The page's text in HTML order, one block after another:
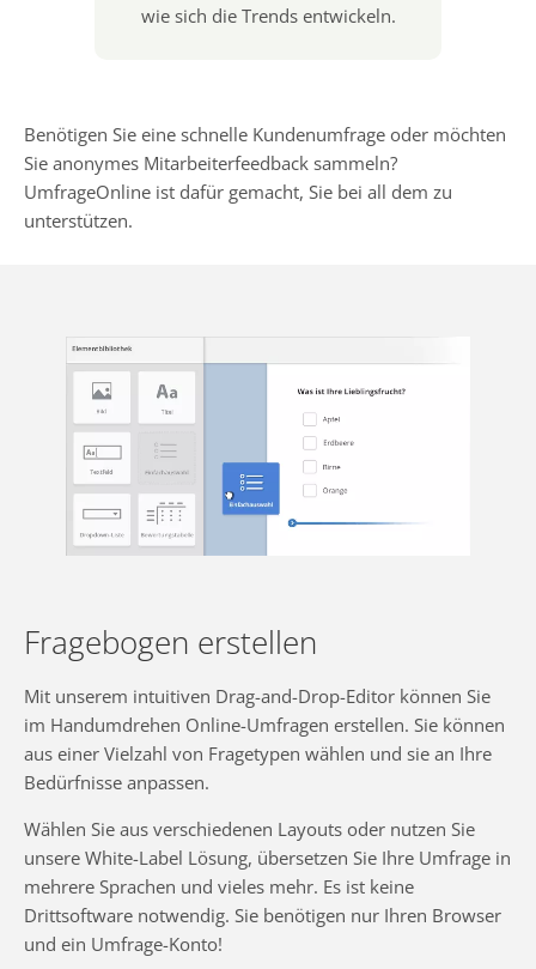
wie sich die Trends entwickeln.
Benötigen Sie eine schnelle Kundenumfrage oder möchten
Sie anonymes Mitarbeiterfeedback sammeln?
UmfrageOnline ist dafür gemacht, Sie bei all dem zu
unterstützen.
Fragebogen erstellen
Mit unserem intuitiven Drag-and-Drop-Editor können Sie
im Handumdrehen Online-Umfragen erstellen. Sie können
aus einer Vielzahl von Fragetypen wählen und sie an Ihre
Bedürfnisse anpassen.
Wählen Sie aus verschiedenen Layouts oder nutzen Sie
unsere White-Label Lösung, übersetzen Sie Ihre Umfrage in
mehrere Sprachen und vieles mehr. Es ist keine
Drittsoftware notwendig. Sie benötigen nur Ihren Browser
und ein Umfrage-Konto!